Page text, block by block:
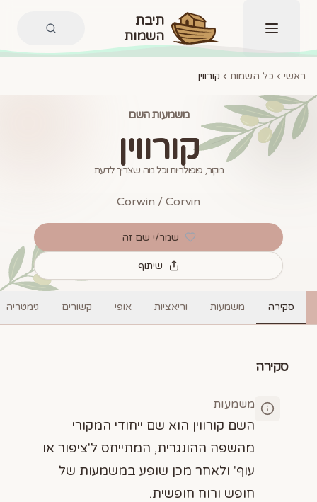
תפריט
תיבת
השמות
ראשי כל השמות קורווין
משמעות השם
קורווין
מקור, פופולריות וכל מה שצריך לדעת
Corwin / Corvin
שמר/י שם זה
שיתוף
סקירה משמעות וריאציות אופי קשורים גימטריה
סקירה
משמעות
השם קורווין הוא שם ייחודי המקורי
מהשפה ההונגרית, המתייחס ל'ציפור או
עוף' ולאחר מכן שופע במשמעות של
חופש ורוח חופשית.